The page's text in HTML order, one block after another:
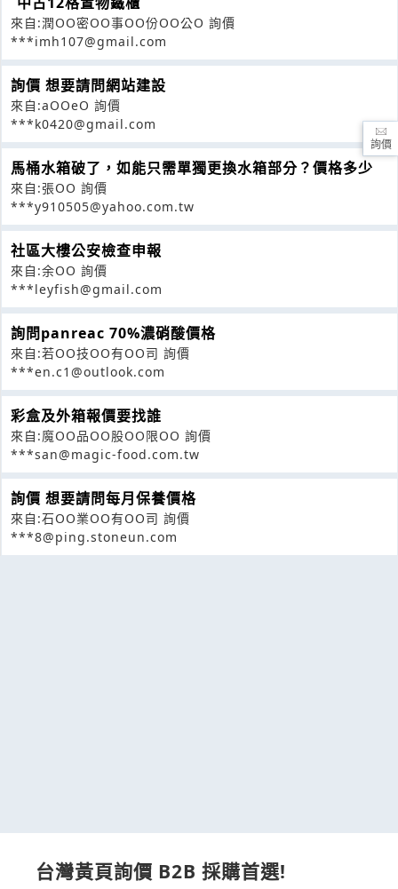
來自:潤OO密OO事OO份OO公O 詢價
***imh107@gmail.com
詢價 想要請問網站建設
來自:aOOeO 詢價
***k0420@gmail.com
馬桶水箱破了，如能只需單獨更換水箱部分？價格多少
來自:張OO 詢價
***y910505@yahoo.com.tw
社區大樓公安檢查申報
來自:余OO 詢價
***leyfish@gmail.com
詢問panreac 70%濃硝酸價格
來自:若OO技OO有OO司 詢價
***en.c1@outlook.com
彩盒及外箱報價要找誰
來自:魔OO品OO股OO限OO 詢價
***san@magic-food.com.tw
詢價 想要請問每月保養價格
來自:石OO業OO有OO司 詢價
***8@ping.stoneun.com
台灣黃頁詢價 B2B 採購首選!
詢價